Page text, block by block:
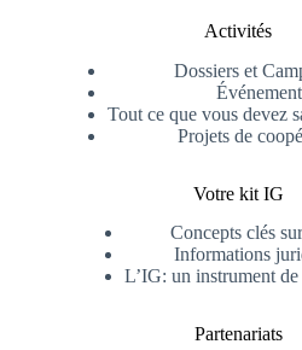
Activités
Dossiers et
Tout ce que vous devez
Projets de
Votre kit IG
Concepts clés
Informations
L’IG: un instrument
Partenariats